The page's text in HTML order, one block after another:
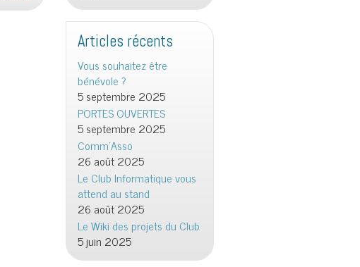
Articles récents
Vous souhaitez être
bénévole ?
5 septembre 2025
PORTES OUVERTES
5 septembre 2025
Comm’Asso
26 août 2025
Le Club Informatique vous
attend au stand
26 août 2025
Le Wiki des projets du Club
5 juin 2025